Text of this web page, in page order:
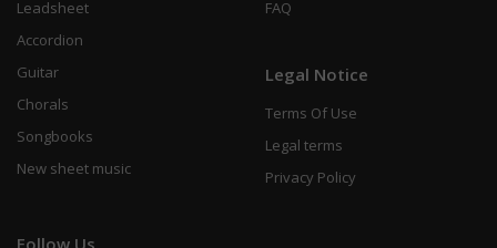
Leadsheet
Accordion
Guitar
Chorals
Songbooks
New sheet music
FAQ
Legal Notice
Terms Of Use
Legal terms
Privacy Policy
Follow Us